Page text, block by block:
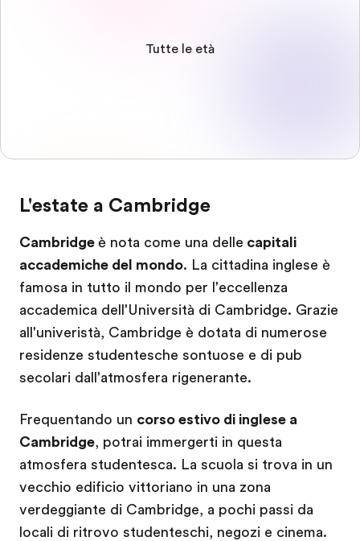
Tutte le età
L'estate a Cambridge
Cambridge è nota come una delle capitali
accademiche del mondo. La cittadina inglese è
famosa in tutto il mondo per l'eccellenza
accademica dell'Università di Cambridge. Grazie
all'univeristà, Cambridge è dotata di numerose
residenze studentesche sontuose e di pub
secolari dall'atmosfera rigenerante.
Frequentando un corso estivo di inglese a
Cambridge, potrai immergerti in questa
atmosfera studentesca. La scuola si trova in un
vecchio edificio vittoriano in una zona
verdeggiante di Cambridge, a pochi passi da
locali di ritrovo studenteschi, negozi e cinema.